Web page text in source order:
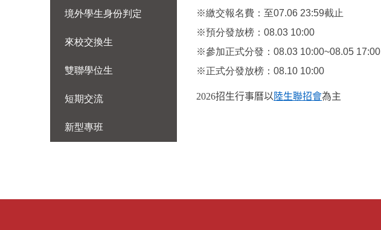
境外學生身份判定
來校交換生
雙聯學位生
短期交流
新型專班
※繳交報名費：至07.06 23:59截止
※預分發放榜：08.03 10:00
※參加正式分發：08.03 10:00~08.05 17:00
※正式分發放榜：08.10 10:00
2026招生行事曆以 陸生聯招會為主